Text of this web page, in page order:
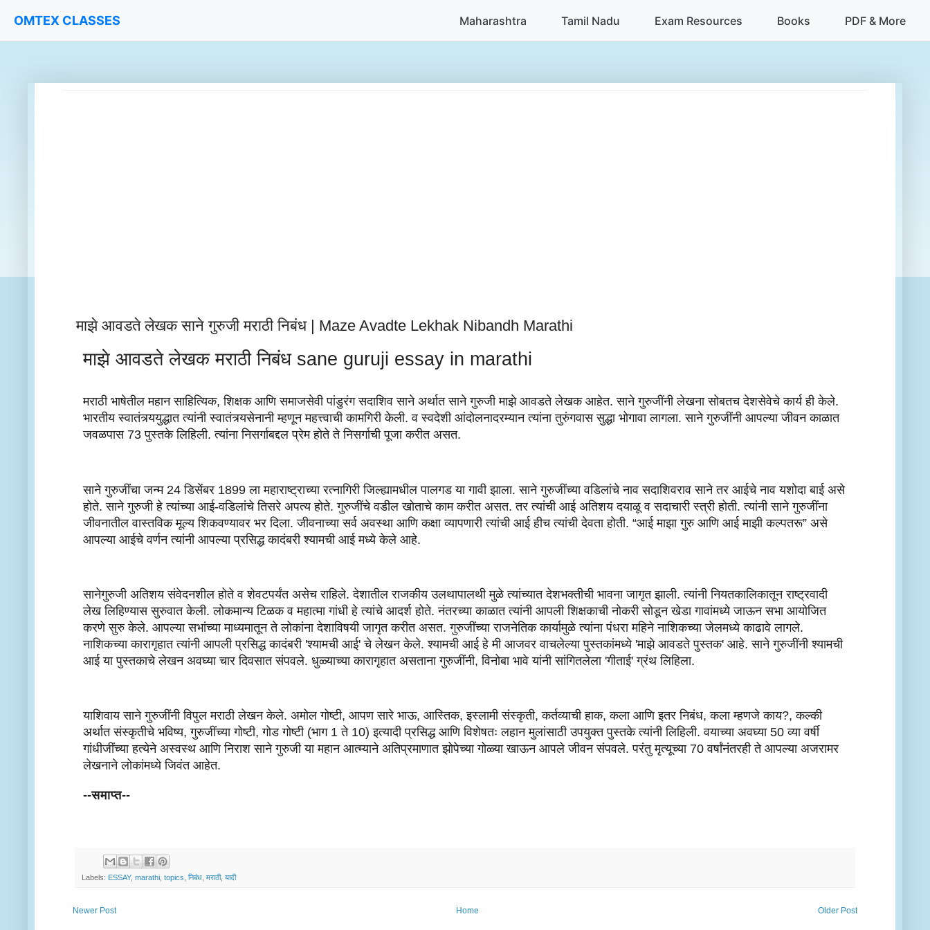
OMTEX CLASSES Maharashtra Tamil Nadu Exam Resources Books PDF & More
माझे आवडते लेखक साने गुरुजी मराठी निबंध | Maze Avadte Lekhak Nibandh Marathi
माझे आवडते लेखक मराठी निबंध sane guruji essay in marathi
मराठी भाषेतील महान साहित्यिक, शिक्षक आणि समाजसेवी पांडुरंग सदाशिव साने अर्थात साने गुरुजी माझे आवडते लेखक आहेत. साने गुरुजींनी लेखना सोबतच देशसेवेचे कार्य ही केले.
भारतीय स्वातंत्र्ययुद्धात त्यांनी स्वातंत्र्यसेनानी म्हणून महत्त्वाची कामगिरी केली. व स्वदेशी आंदोलनादरम्यान त्यांना तुरुंगवास सुद्धा भोगावा लागला. साने गुरुजींनी आपल्या जीवन काळात
जवळपास 73 पुस्तके लिहिली. त्यांना निसर्गाबद्दल प्रेम होते ते निसर्गाची पूजा करीत असत.
साने गुरुजींचा जन्म 24 डिसेंबर 1899 ला महाराष्ट्राच्या रत्नागिरी जिल्ह्यामधील पालगड या गावी झाला. साने गुरुजींच्या वडिलांचे नाव सदाशिवराव साने तर आईचे नाव यशोदा बाई असे
होते. साने गुरुजी हे त्यांच्या आई-वडिलांचे तिसरे अपत्य होते. गुरुजींचे वडील खोताचे काम करीत असत. तर त्यांची आई अतिशय दयाळू व सदाचारी स्त्री होती. त्यांनी साने गुरुजींना
जीवनातील वास्तविक मूल्य शिकवण्यावर भर दिला. जीवनाच्या सर्व अवस्था आणि कक्षा व्यापणारी त्यांची आई हीच त्यांची देवता होती. “आई माझा गुरु आणि आई माझी कल्पतरू” असे
आपल्या आईचे वर्णन त्यांनी आपल्या प्रसिद्ध कादंबरी श्यामची आई मध्ये केले आहे.
सानेगुरुजी अतिशय संवेदनशील होते व शेवटपर्यंत असेच राहिले. देशातील राजकीय उलथापालथी मुळे त्यांच्यात देशभक्तीची भावना जागृत झाली. त्यांनी नियतकालिकातून राष्ट्रवादी
लेख लिहिण्यास सुरुवात केली. लोकमान्य टिळक व महात्मा गांधी हे त्यांचे आदर्श होते. नंतरच्या काळात त्यांनी आपली शिक्षकाची नोकरी सोडून खेडा गावांमध्ये जाऊन सभा आयोजित
करणे सुरु केले. आपल्या सभांच्या माध्यमातून ते लोकांना देशाविषयी जागृत करीत असत. गुरुजींच्या राजनेतिक कार्यामुळे त्यांना पंधरा महिने नाशिकच्या जेलमध्ये काढावे लागले.
नाशिकच्या कारागृहात त्यांनी आपली प्रसिद्ध कादंबरी 'श्यामची आई' चे लेखन केले. श्यामची आई हे मी आजवर वाचलेल्या पुस्तकांमध्ये 'माझे आवडते पुस्तक' आहे. साने गुरुजींनी श्यामची
आई या पुस्तकाचे लेखन अवघ्या चार दिवसात संपवले. धुळ्याच्या कारागृहात असताना गुरुजींनी, विनोबा भावे यांनी सांगितलेला 'गीताई' ग्रंथ लिहिला.
याशिवाय साने गुरुजींनी विपुल मराठी लेखन केले. अमोल गोष्टी, आपण सारे भाऊ, आस्तिक, इस्लामी संस्कृती, कर्तव्याची हाक, कला आणि इतर निबंध, कला म्हणजे काय?, कल्की
अर्थात संस्कृतीचे भविष्य, गुरुजींच्या गोष्टी, गोड गोष्टी (भाग 1 ते 10) इत्यादी प्रसिद्ध आणि विशेषतः लहान मुलांसाठी उपयुक्त पुस्तके त्यांनी लिहिली. वयाच्या अवघ्या 50 व्या वर्षी
गांधीजींच्या हत्येने अस्वस्थ आणि निराश साने गुरुजी या महान आत्म्याने अतिप्रमाणात झोपेच्या गोळ्या खाऊन आपले जीवन संपवले. परंतु मृत्यूच्या 70 वर्षांनंतरही ते आपल्या अजरामर
लेखनाने लोकांमध्ये जिवंत आहेत.
--समाप्त--
Labels: ESSAY, marathi topics निबंध मराठी, यादी
Newer Post Older Post
Home